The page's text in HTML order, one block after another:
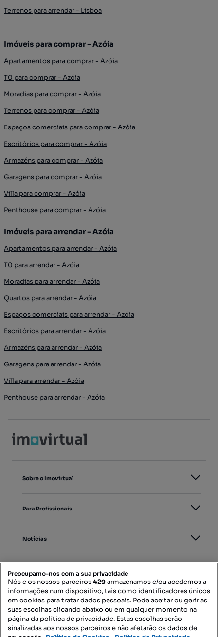
Terrenos para arrendar - Lisboa
Imóveis para comprar - Azóia
Apartamentos para comprar - Azóia
T0 para comprar - Azóia
Moradias para comprar - Azóia
Terrenos para comprar - Azóia
Espaços comerciais para comprar - Azóia
Escritórios para comprar - Azóia
Armazéns para comprar - Azóia
Garagens para comprar - Azóia
Villa para comprar - Azóia
Penthouse para comprar - Azóia
Imóveis para arrendar - Azóia
Apartamentos para arrendar - Azóia
T0 para arrendar - Azóia
Moradias para arrendar - Azóia
Quartos para arrendar - Azóia
Espaços comerciais para arrendar - Azóia
Escritórios para arrendar - Azóia
Armazéns para arrendar - Azóia
Garagens para arrendar - Azóia
Villa para arrendar - Azóia
Penthouse para arrendar - Azóia
Sobre o Imovirtual
Para Profissionais
Notícias
Mapa do Site
Contacte-nos
Preocupamo-nos com a sua privacidade
Nós e os nossos parceiros429armazenamos e/ou acedemos a
informações num dispositivo, tais como identificadores únicos
em cookies para tratar dados pessoais. Pode aceitar ou gerir as
suas escolhas clicando abaixo ou em qualquer momento na
página da política de privacidade. Estas escolhas serão
sinalizadas aos nossos parceiros e não afetarão os dados de